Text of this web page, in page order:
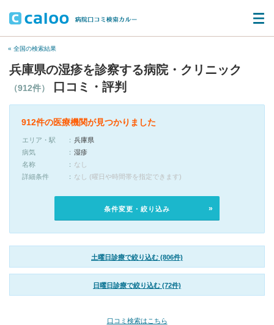
« 全国の検索結果
兵庫県の湿疹を診察する病院・クリニック
（912件） 口コミ・評判
912件の医療機関が見つかりました
エリア・駅
兵庫県
病気
湿疹
名称
なし
詳細条件
なし (曜日や時間帯を指定できます)
条件変更・絞り込み
土曜日診療で絞り込む (806件)
日曜日診療で絞り込む (72件)
口コミ検索はこちら